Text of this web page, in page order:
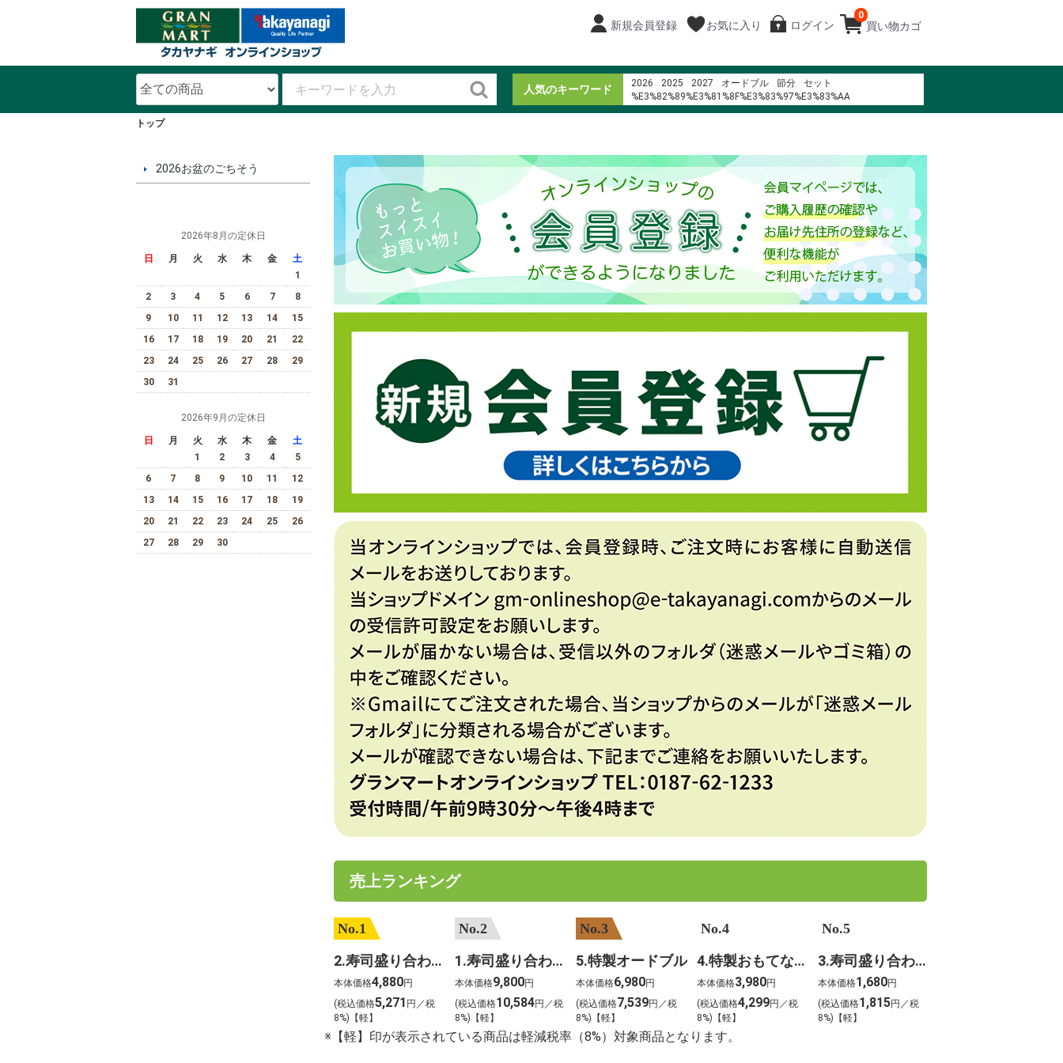
買い物カゴ
0
新規会員登録 お気に入り ログイン
人気のキーワード 2026 2025 2027 オードブル 節分
セット
%E3%82%89%E3%81%8F%E3%83%97%E3%83%AA
%E8%94%B5%E5%B0%BE%E3%83%9D%E3%83%BC%E3%82%AF
%E3%82%A2%E3%83%88%E3%83%AC%E5%90%89%E7%A5%A5%E5%AF%BA2F
%EB%AF%B8%EC%93%B0%EB%B9%84%EC%8B%9C
%ED%95%9C%EA%B8%80%ED%8C%A8%ED%94%BC
寿司
%E3%82%AC%E3%83%BC%E3%83%89%E3%83%8A%E3%83%BC%E3%80%80G8136
1%2F64 diecast 1975 trans am
花
%EC%A7%80%EC%97%90%EB%8B%A4
トップ
2026お盆のごちそう
2026年8月の定休日
日 月 火 水 木 金
土
1
2
3 4 5 6 7
8
9
10 11 12 13 14
15
16
17 18 19 20 21
22
23
24 25 26 27 28
29
30
31
2026年9月の定休日
日 月 火 水 木 金
土
1
2 3 4
5
6
7 8 9 10 11
12
13
14 15 16 17 18
19
20
21 22 23 24 25
26
27
28 29 30
売上ランキング
No.1
2.寿司盛り合わせ 鳳凰～ほうおう～
本体価格4,880円
(税込価格5,271 円／税
8%)【軽】
No.2
1.寿司盛り合わせ 饗宴～きょうえん～
本体価格9,800円
(税込価格10,584円／税
8%)【軽】
No.3
5.特製オードブル
本体価格6,980円
(税込価格7,539円／税
8%)【軽】
No.4
4.特製おもてなしオードブル
本体価格3,980円
(税込価格4,299円／税
8%)【軽】
No.5
3.寿司盛り合わせ 錦～にしき～
本体価格1,680円
(税込価格1,815円／税
8%)【軽】
※【軽】印が表示されている商品は軽減税率（8%）対象商品となります。